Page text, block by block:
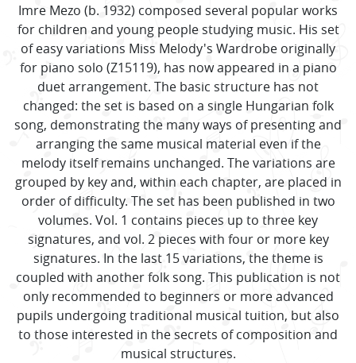
Imre Mezo (b. 1932) composed several popular works
for children and young people studying music. His set
of easy variations Miss Melody's Wardrobe originally
for piano solo (Z15119), has now appeared in a piano
duet arrangement. The basic structure has not
changed: the set is based on a single Hungarian folk
song, demonstrating the many ways of presenting and
arranging the same musical material even if the
melody itself remains unchanged. The variations are
grouped by key and, within each chapter, are placed in
order of difficulty. The set has been published in two
volumes. Vol. 1 contains pieces up to three key
signatures, and vol. 2 pieces with four or more key
signatures. In the last 15 variations, the theme is
coupled with another folk song. This publication is not
only recommended to beginners or more advanced
pupils undergoing traditional musical tuition, but also
to those interested in the secrets of composition and
musical structures.